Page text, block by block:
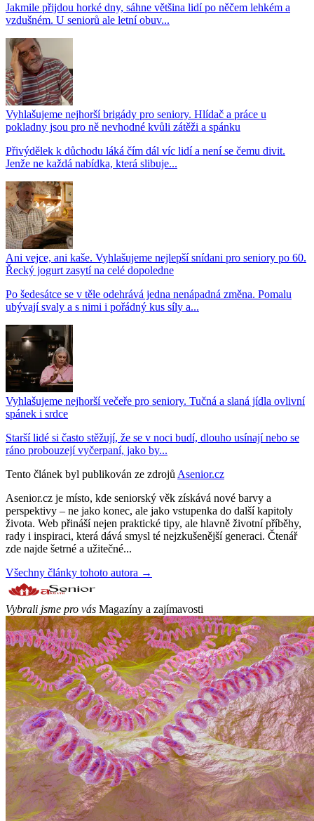
Jakmile přijdou horké dny, sáhne většina lidí po něčem lehkém a
vzdušném. U seniorů ale letní obuv...
Vyhlašujeme nejhorší brigády pro seniory. Hlídač a práce u
pokladny jsou pro ně nevhodné kvůli zátěži a spánku
Přivýdělek k důchodu láká čím dál víc lidí a není se čemu divit.
Jenže ne každá nabídka, která slibuje...
Ani vejce, ani kaše. Vyhlašujeme nejlepší snídani pro seniory po 60.
Řecký jogurt zasytí na celé dopoledne
Po šedesátce se v těle odehrává jedna nenápadná změna. Pomalu
ubývají svaly a s nimi i pořádný kus síly a...
Vyhlašujeme nejhorší večeře pro seniory. Tučná a slaná jídla ovlivní
spánek i srdce
Starší lidé si často stěžují, že se v noci budí, dlouho usínají nebo se
ráno probouzejí vyčerpaní, jako by...
Tento článek byl publikován ze zdrojů Asenior.cz
Asenior.cz je místo, kde seniorský věk získává nové barvy a
perspektivy – ne jako konec, ale jako vstupenka do další kapitoly
života. Web přináší nejen praktické tipy, ale hlavně životní příběhy,
rady i inspiraci, která dává smysl té nejzkušenější generaci. Čtenář
zde najde šetrné a užitečné...
Všechny články tohoto autora →
Vybrali jsme pro vás Magazíny a zajímavosti